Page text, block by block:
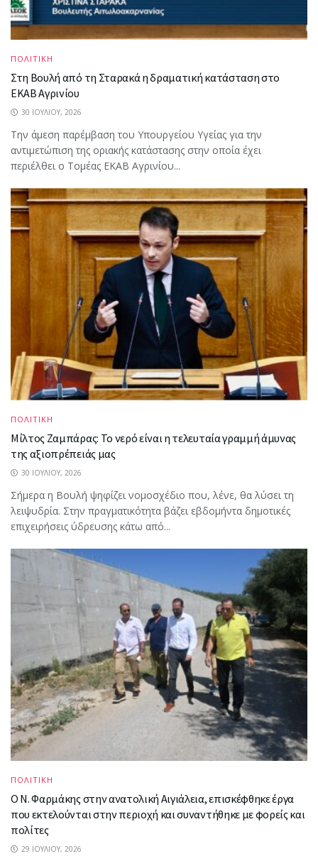
ΠΟΛΙΤΙΚΗ
Στη Βουλή από τη Σταρακά η δραματική κατάσταση στο
ΕΚΑΒ Αγρινίου
30 ΙΟΥΛΊΟΥ, 2026
Την άμεση παρέμβαση του Υπουργείου Υγείας για την
αντιμετώπιση της οριακής κατάστασης στην οποία έχει
περιέλθει ο Τομέας ΕΚΑΒ Αγρινίου...
ΠΟΛΙΤΙΚΗ
Μίλτος Ζαμπάρας: Το νερό είναι η τελευταία γραμμή άμυνας
της αξιοπρέπειάς μας
30 ΙΟΥΛΊΟΥ, 2026
Σήμερα η Βουλή ψηφίζει νομοσχέδιο που, λένε, θα λύσει τη
λειψυδρία. Στην πραγματικότητα βάζει εβδομήντα δημοτικές
επιχειρήσεις ύδρευσης κάτω από...
ΠΟΛΙΤΙΚΗ
Ο Ν. Φαρμάκης στην ανατολική Αιγιάλεια, επισκέφθηκε έργα
που εκτελούνται στην περιοχή και συναντήθηκε με φορείς και
πολίτες
29 ΙΟΥΛΊΟΥ, 2026